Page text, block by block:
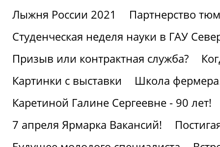
Лыжня России 2021
Партнерство
Студенческая неделя науки в ГАУ
Призыв или контрактная служба?
Картинки с выставки
Школа
Каретиной Галине Сергеевне - 90 лет!
7 апреля Ярмарка Вакансий!